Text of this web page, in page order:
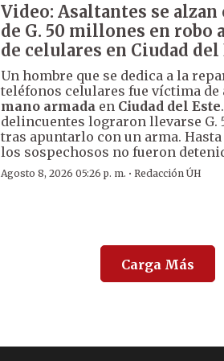
Video: Asaltantes se alzan
de G. 50 millones en robo
de celulares en Ciudad del
Un hombre que se dedica a la
teléfonos celulares fue víctima de
mano armada en Ciudad del Este
delincuentes lograron llevarse G.
tras apuntarlo con un arma.
los sospechosos no fueron
Agosto 8, 2026 05:26 p. m. ·Redacción ÚH
Carga Más